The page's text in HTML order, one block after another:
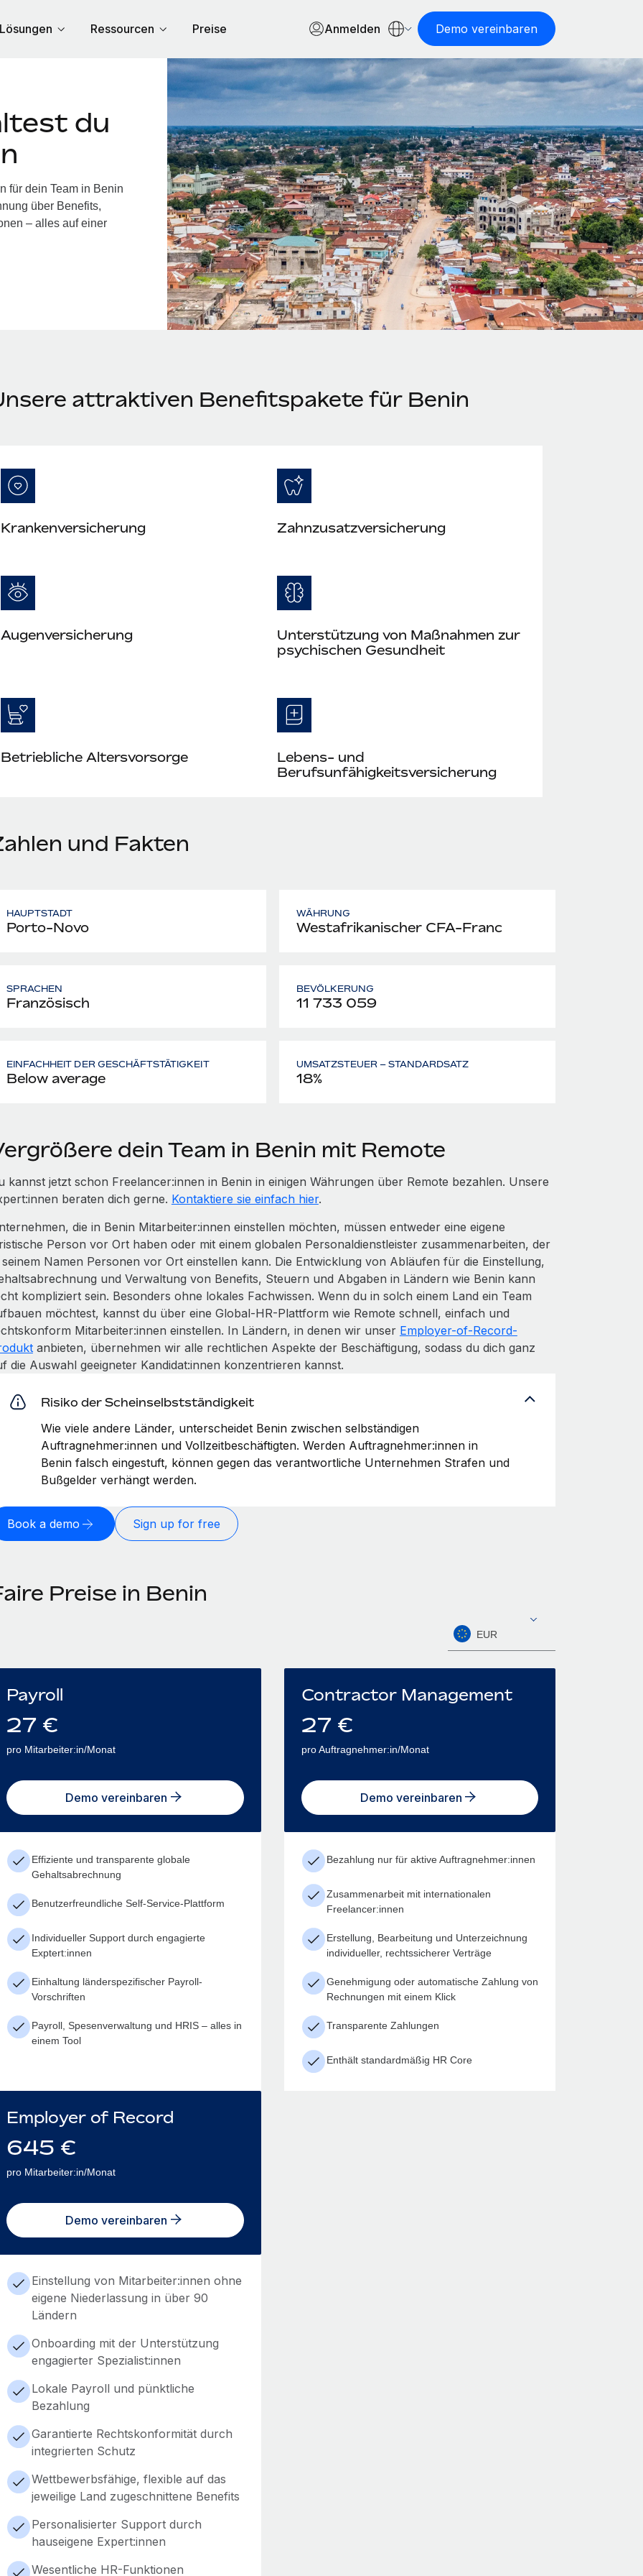
Lösungen Ressourcen Preise Anmelden Demo vereinbaren
du
für dein Team in Benin
über Benefits,
– alles auf einer
attraktiven Benefitspakete für Benin
Krankenversicherung Zahnzusatzversicherung
Augenversicherung
Unterstützung von Maßnahmen zur
psychischen Gesundheit
Betriebliche Altersvorsorge
Lebens- und
Berufsunfähigkeitsversicherung
und Fakten
HAUPTSTADT
Porto-Novo
WÄHRUNG
Westafrikanischer CFA-Franc
SPRACHEN
Französisch
BEVÖLKERUNG
11 733 059
EINFACHHEIT DER GESCHÄFTSTÄTIGKEIT
Below average
UMSATZSTEUER – STANDARDSATZ
18%
dein Team in Benin mit Remote
kannst jetzt schon Freelancer:innen in Benin in einigen Währungen über Remote bezahlen. Unsere
beraten dich gerne. Kontaktiere sie einfach hier.
die in Benin Mitarbeiter:innen einstellen möchten, müssen entweder eine eigene
Person vor Ort haben oder mit einem globalen Personaldienstleister zusammenarbeiten, der
Namen Personen vor Ort einstellen kann. Die Entwicklung von Abläufen für die Einstellung,
und Verwaltung von Benefits, Steuern und Abgaben in Ländern wie Benin kann
kompliziert sein. Besonders ohne lokales Fachwissen. Wenn du in solch einem Land ein Team
möchtest, kannst du über eine Global-HR-Plattform wie Remote schnell, einfach und
Mitarbeiter:innen einstellen. In Ländern, in denen wir unser Employer-of-Record-
anbieten, übernehmen wir alle rechtlichen Aspekte der Beschäftigung, sodass du dich ganz
die Auswahl geeigneter Kandidat:innen konzentrieren kannst.
Risiko der Scheinselbstständigkeit
Wie viele andere Länder, unterscheidet Benin zwischen selbständigen
Auftragnehmer:innen und Vollzeitbeschäftigten. Werden Auftragnehmer:innen in
Benin falsch eingestuft, können gegen das verantwortliche Unternehmen Strafen und
Bußgelder verhängt werden.
Book a demo Sign up for free
Preise in Benin
EUR
Payroll
27 €
pro Mitarbeiter:in/Monat
Demo vereinbaren
Effiziente und transparente globale
Gehaltsabrechnung
Benutzerfreundliche Self-Service-Plattform
Individueller Support durch engagierte
Exptert:innen
Einhaltung länderspezifischer Payroll-
Vorschriften
Payroll, Spesenverwaltung und HRIS – alles in
einem Tool
Contractor Management
27 €
pro Auftragnehmer:in/Monat
Demo vereinbaren
Bezahlung nur für aktive Auftragnehmer:innen
Zusammenarbeit mit internationalen
Freelancer:innen
Erstellung, Bearbeitung und Unterzeichnung
individueller, rechtssicherer Verträge
Genehmigung oder automatische Zahlung von
Rechnungen mit einem Klick
Transparente Zahlungen
Enthält standardmäßig HR Core
Employer of Record
645 €
pro Mitarbeiter:in/Monat
Demo vereinbaren
Einstellung von Mitarbeiter:innen ohne
eigene Niederlassung in über 90
Ländern
Onboarding mit der Unterstützung
engagierter Spezialist:innen
Lokale Payroll und pünktliche
Bezahlung
Garantierte Rechtskonformität durch
integrierten Schutz
Wettbewerbsfähige, flexible auf das
jeweilige Land zugeschnittene Benefits
Personalisierter Support durch
hauseigene Expert:innen
Wesentliche HR-Funktionen